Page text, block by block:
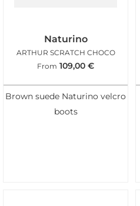
Naturino
ARTHUR SCRATCH CHOCO
From 109,00 €
Brown suede Naturino velcro
boots